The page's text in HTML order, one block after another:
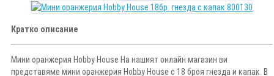
Кратко описание
Мини оранжерия Hobby House На нашият онлайн магазин ви
представяме мини оранжерия Hobby House с 18 броя гнезда и капак. В